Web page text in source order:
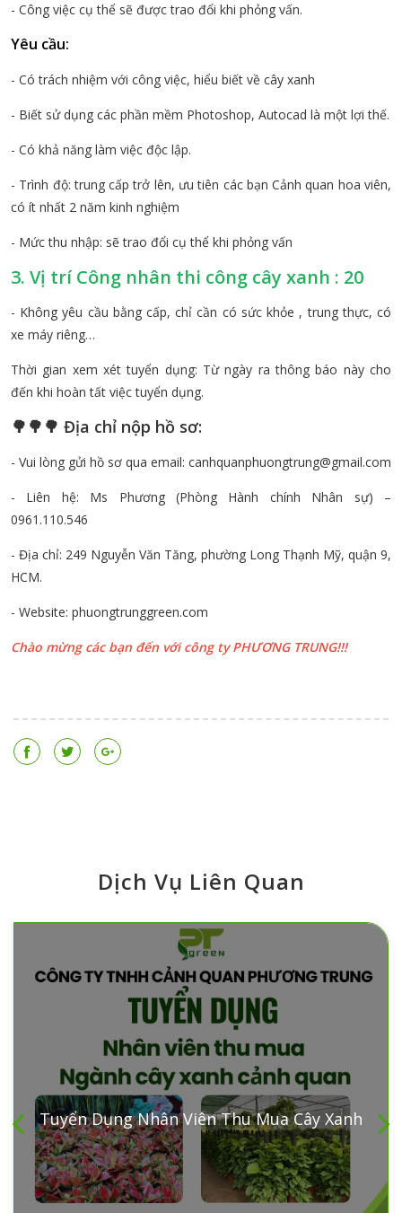
- Công việc cụ thể sẽ được trao đổi khi phỏng vấn.
Yêu cầu:
- Có trách nhiệm với công việc, hiểu biết về cây xanh
- Biết sử dụng các phần mềm Photoshop, Autocad là một lợi thế.
- Có khả năng làm việc độc lập.
- Trình độ: trung cấp trở lên, ưu tiên các bạn Cảnh quan hoa viên,
có ít nhất 2 năm kinh nghiệm
- Mức thu nhập: sẽ trao đổi cụ thể khi phỏng vấn
3. Vị trí Công nhân thi công cây xanh : 20
- Không yêu cầu bằng cấp, chỉ cần có sức khỏe , trung thực, có
xe máy riêng…
Thời gian xem xét tuyển dụng: Từ ngày ra thông báo này cho
đến khi hoàn tất việc tuyển dụng.
🌳🌳🌳 Địa chỉ nộp hồ sơ:
- Vui lòng gửi hồ sơ qua email: canhquanphuongtrung@gmail.com
- Liên hệ: Ms Phương (Phòng Hành chính Nhân sự) –
0961.110.546
- Địa chỉ: 249 Nguyễn Văn Tăng, phường Long Thạnh Mỹ, quận 9,
HCM.
- Website: phuongtrunggreen.com
Chào mừng các bạn đến với công ty PHƯƠNG TRUNG!!!
Dịch Vụ Liên Quan
Tuyển Dụng Nhân Viên Thu Mua Cây Xanh